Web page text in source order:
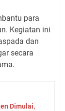
para
Kegiatan ini
dan
secara
Dimulai,